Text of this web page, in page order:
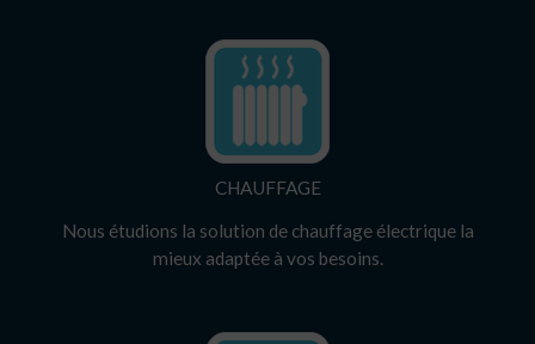
CHAUFFAGE
Nous étudions la solution de chauffage électrique la
mieux adaptée à vos besoins.